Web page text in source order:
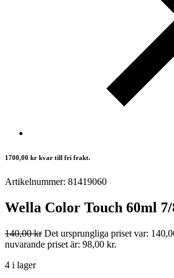
1700,00 kr kvar till fri frakt.
Artikelnummer: 81419060
Wella Color Touch 60ml 7/
140,00kr Det ursprungliga priset var:
nuvarande priset är: 98,00 kr.
4 i lager